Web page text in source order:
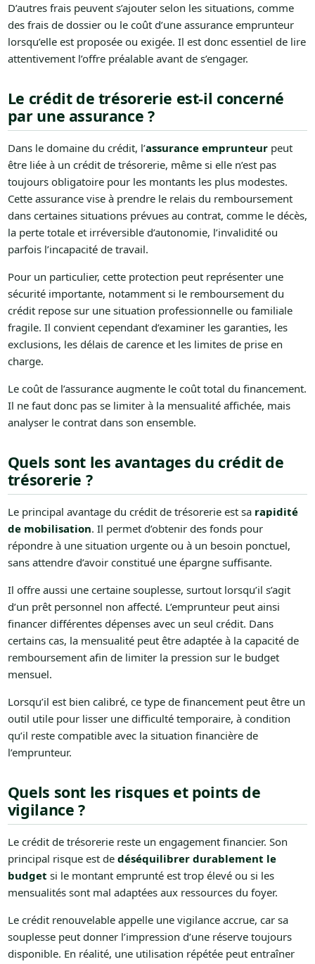
D’autres frais peuvent s’ajouter selon les situations, comme
des frais de dossier ou le coût d’une assurance emprunteur
lorsqu’elle est proposée ou exigée. Il est donc essentiel de lire
attentivement l’offre préalable avant de s’engager.
Le crédit de trésorerie est-il concerné
par une assurance ?
Dans le domaine du crédit, l’assurance emprunteurpeut
être liée à un crédit de trésorerie, même si elle n’est pas
toujours obligatoire pour les montants les plus modestes.
Cette assurance vise à prendre le relais du remboursement
dans certaines situations prévues au contrat, comme le décès,
la perte totale et irréversible d’autonomie, l’invalidité ou
parfois l’incapacité de travail.
Pour un particulier, cette protection peut représenter une
sécurité importante, notamment si le remboursement du
crédit repose sur une situation professionnelle ou familiale
fragile. Il convient cependant d’examiner les garanties, les
exclusions, les délais de carence et les limites de prise en
charge.
Le coût de l’assurance augmente le coût total du financement.
Il ne faut donc pas se limiter à la mensualité affichée, mais
analyser le contrat dans son ensemble.
Quels sont les avantages du crédit de
trésorerie ?
Le principal avantage du crédit de trésorerie est sa rapidité
de mobilisation. Il permet d’obtenir des fonds pour
répondre à une situation urgente ou à un besoin ponctuel,
sans attendre d’avoir constitué une épargne suffisante.
Il offre aussi une certaine souplesse, surtout lorsqu’il s’agit
d’un prêt personnel non affecté. L’emprunteur peut ainsi
financer différentes dépenses avec un seul crédit. Dans
certains cas, la mensualité peut être adaptée à la capacité de
remboursement afin de limiter la pression sur le budget
mensuel.
Lorsqu’il est bien calibré, ce type de financement peut être un
outil utile pour lisser une difficulté temporaire, à condition
qu’il reste compatible avec la situation financière de
l’emprunteur.
Quels sont les risques et points de
vigilance ?
Le crédit de trésorerie reste un engagement financier. Son
principal risque est de déséquilibrer durablement le
budget si le montant emprunté est trop élevé ou si les
mensualités sont mal adaptées aux ressources du foyer.
Le crédit renouvelable appelle une vigilance accrue, car sa
souplesse peut donner l’impression d’une réserve toujours
disponible. En réalité, une utilisation répétée peut entraîner